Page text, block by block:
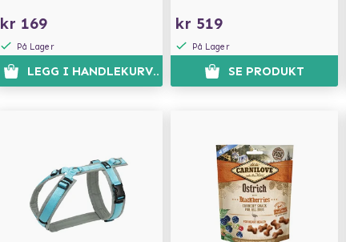
kr 169
På Lager
LEGG I HANDLEKURVEN
kr 519
På Lager
SE PRODUKT